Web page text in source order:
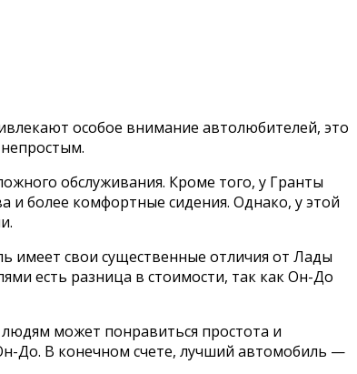
особое внимание автолюбителей, это
обслуживания. Кроме того, у Гранты
и более комфортные сидения. Однако, у этой
имеет свои существенные отличия от Лады
есть разница в стоимости, так как Он-До
может понравиться простота и
До. В конечном счете, лучший автомобиль —